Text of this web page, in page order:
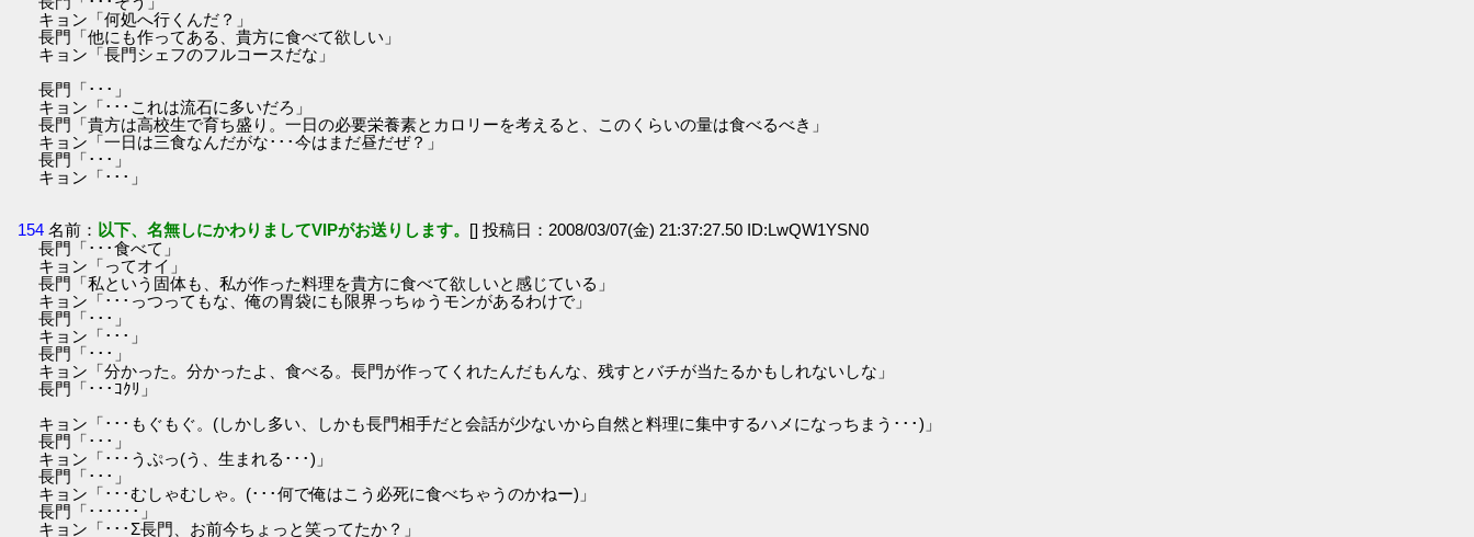
キョン「何処へ行くんだ？」
長門「他にも作ってある、貴方に食べて欲しい」
キョン「長門シェフのフルコースだな」
長門「･･･」
キョン「･･･これは流石に多いだろ」
長門「貴方は高校生で育ち盛り。一日の必要栄養素とカロリーを考えると、このくらいの量は食べるべき」
キョン「一日は三食なんだがな･･･今はまだ昼だぜ？」
長門「･･･」
キョン「･･･」
154 名前： 以下、名無しにかわりましてVIPがお送りします。 [] 投稿日：2008/03/07(金) 21:37:27.50 ID:LwQW1YSN0
長門「･･･食べて」
キョン「ってオイ」
長門「私という固体も、私が作った料理を貴方に食べて欲しいと感じている」
キョン「･･･っつってもな、俺の胃袋にも限界っちゅうモンがあるわけで」
長門「･･･」
キョン「･･･」
長門「･･･」
キョン「分かった。分かったよ、食べる。長門が作ってくれたんだもんな、残すとバチが当たるかもしれないしな」
長門「･･･ｺｸﾘ」
キョン「･･･もぐもぐ。(しかし多い、しかも長門相手だと会話が少ないから自然と料理に集中するハメになっちまう･･･)」
長門「･･･」
キョン「･･･うぷっ(う、生まれる･･･)」
長門「･･･」
キョン「･･･むしゃむしゃ。(･･･何で俺はこう必死に食べちゃうのかねー)」
長門「･･････」
キョン「･･･Σ長門、お前今ちょっと笑ってたか？」